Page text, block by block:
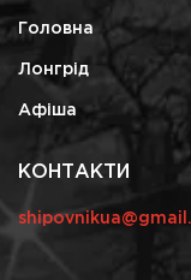
Головна
Лонгрід
Афіша
КОНТАКТИ